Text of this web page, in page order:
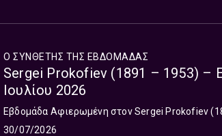
Ο ΣΥΝΘΕΤΗΣ ΤΗΣ ΕΒΔΟΜΑΔΑΣ
Sergei Prokofiev (1891 – 1953) –
Ιουλίου 2026
Εβδομάδα Αφιερωμένη στον Sergei Prokofiev
30/07/2026